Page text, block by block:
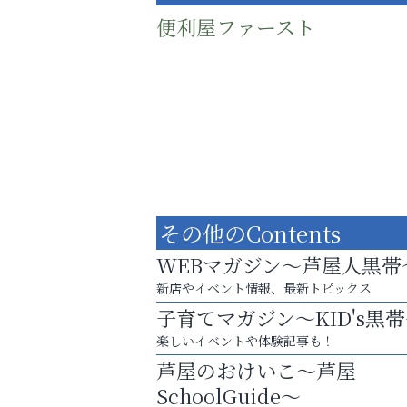
便利屋ファースト
庭のお手入れから遺品整理まで
ちょっとしたお困りごともOK!
アテイン音楽教室
その他のContents
WEBマガジン～芦屋人黒帯
新店やイベント情報、最新トピックス
子育てマガジン～KID's黒
楽しいイベントや体験記事も！
芦屋のおけいこ～芦屋
SchoolGuide～